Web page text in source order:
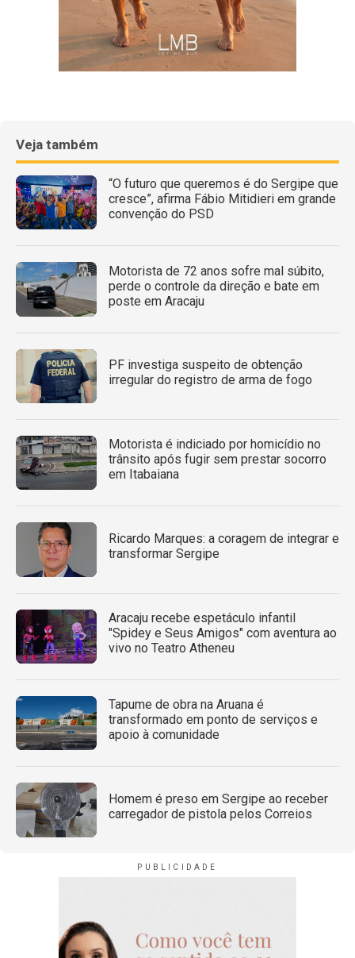
Veja também
“O futuro que queremos é do Sergipe que
cresce”, afirma Fábio Mitidieri em grande
convenção do PSD
Motorista de 72 anos sofre mal súbito,
perde o controle da direção e bate em
poste em Aracaju
PF investiga suspeito de obtenção
irregular do registro de arma de fogo
Motorista é indiciado por homicídio no
trânsito após fugir sem prestar socorro
em Itabaiana
Ricardo Marques: a coragem de integrar e
transformar Sergipe
Aracaju recebe espetáculo infantil
"Spidey e Seus Amigos" com aventura ao
vivo no Teatro Atheneu
Tapume de obra na Aruana é
transformado em ponto de serviços e
apoio à comunidade
Homem é preso em Sergipe ao receber
carregador de pistola pelos Correios